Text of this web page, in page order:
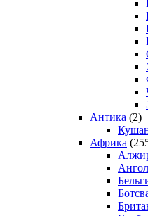
Антика (2)
Африка